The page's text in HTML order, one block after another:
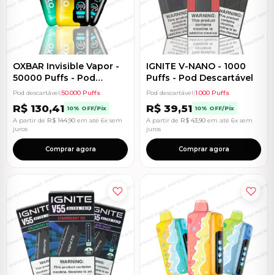
OXBAR Invisible Vapor -
50000 Puffs - Pod
Descartável
Pod descartável|50.000 Puffs
R$ 130,41 10% OFF/Pix
A partir de R$ 144,90 em até 6x sem
juros
Comprar agora
IGNITE V-NANO - 1000
Puffs - Pod Descartável
Pod descartável|1.000 Puffs
R$ 39,51 10% OFF/Pix
A partir de R$ 43,90 em até 6x sem
juros
Comprar agora